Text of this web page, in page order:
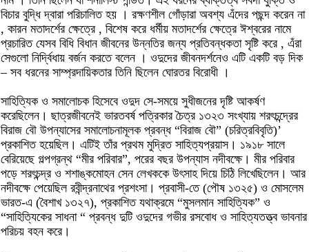
বিচার বুদ্ধি দ্বারা পরিচালিত হয় । রক্ষণশীল গোঁড়ারা অবশ্য এঁদের পছন্দ করেন না
, কারন মতাদর্শের ক্ষেত্রে , বিশেষ করে ধর্মীয় মতাদর্শের ক্ষেত্রে ঈশ্বরের নামে
প্রচারিত যেসব বিধি বিধান জীবনের উন্নতির জন্য প্রতিবন্ধকতা সৃষ্টি করে , এঁরা
সেগুলো নির্দ্বিধায় বর্জন করতে বলেন । ওদুদের জীবনদর্শনেও এটি একটি বড় দিক
– সব ধরনের সাম্প্রদায়িকতার তিনি ছিলেন ঘোরতর বিরোধী ।
সাহিত্যিক ও সমালোচক হিসেবে ওদুদ সে-সময়ে সুধীজনের দৃষ্টি আকর্ষণ
করেছিলেন। ছাত্রজীবনেই ভারতবর্ষ পত্রিকার চৈত্র ১৩২৩ সংখ্যায় শরৎচন্দ্রের
বিরাজ বৌ উপন্যাসের সমালোচনামূলক প্রবন্ধ “বিরাজ বৌ” (চরিত্রবিবৃতি)’
প্রকাশিত হয়েছিল। এটিই তাঁর প্রথম মুদ্রিত সাহিত্যপ্রয়াস। ১৯১৮ সালে
বেরিয়েছে গল্পগ্রন্থ “মীর পরিবার”, পরের বছর উপন্যাস নদীবক্ষে। মীর পরিবার
পড়ে শরৎচন্দ্র ও শশাঙ্কমোহন সেন লেখককে উৎসাহ দিয়ে চিঠি লিখেছিলেন। আর
নদীবক্ষে পেয়েছিল রবীন্দ্রনাথের প্রশংসা। প্রবাসী-তে (পৌষ ১৩২৫) ও মোসলেম
ভারত-এ (বৈশাখ ১৩২৭), প্রকাশিত যথাক্রমে “মুসলমান সাহিত্যিক” ও
“সাহিত্যিকের সাধনা “ প্রবন্ধ দুটি ওদুদের গভীর রসবোধ ও সাহিত্যতত্ত্ব ভাবনার
পরিচয় বহন করে।